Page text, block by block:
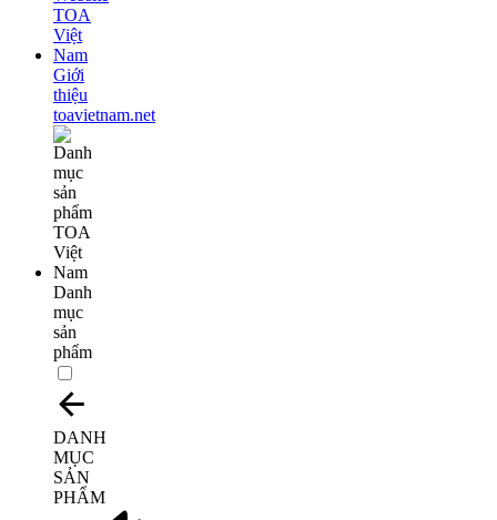
Giới
thiệu
toavietnam.net
Danh
mục
sản
phẩm
DANH
MỤC
SẢN
PHẨM